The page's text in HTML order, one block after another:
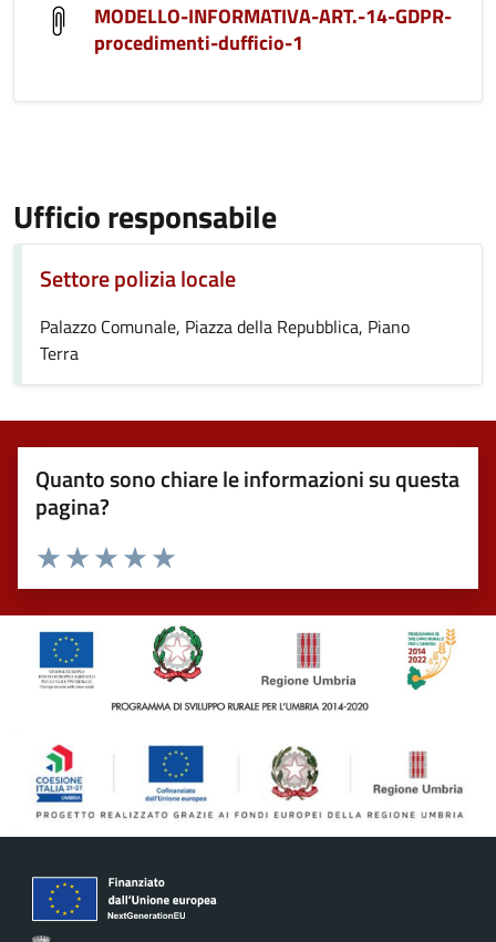
MODELLO-INFORMATIVA-ART.-14-GDPR-
procedimenti-dufficio-1
Ufficio responsabile
Settore polizia locale
Palazzo Comunale, Piazza della Repubblica, Piano
Terra
Quanto sono chiare le informazioni su questa
pagina?
Valuta 5 stelle su 5
Valuta 4 stelle su 5
Valuta 3 stelle su 5
Valuta 2 stelle su 5
Valuta 1 stelle su 5